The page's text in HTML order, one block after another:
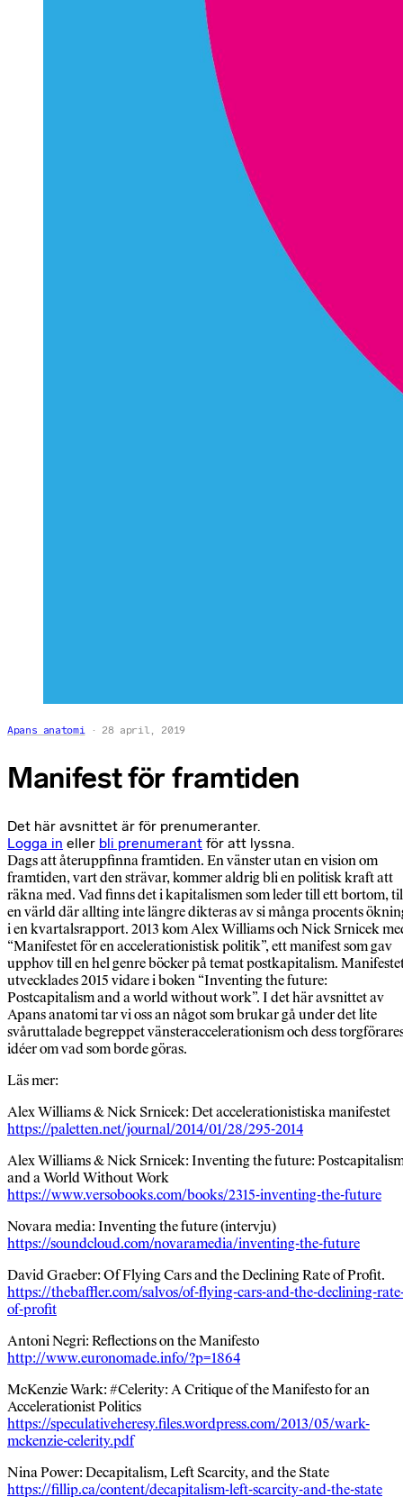
Apans anatomi 28 april, 2019
Manifest för framtiden
Det här avsnittet är för prenumeranter.
Logga in eller bli prenumerant för att lyssna.
Dags att återuppfinna framtiden. En vänster utan en vision om
framtiden, vart den strävar, kommer aldrig bli en politisk kraft att
räkna med. Vad finns det i kapitalismen som leder till ett bortom,
en värld där allting inte längre dikteras av si många procents
i en kvartalsrapport. 2013 kom Alex Williams och Nick Srnicek
“Manifestet för en accelerationistisk politik”, ett manifest som gav
upphov till en hel genre böcker på temat postkapitalism.
utvecklades 2015 vidare i boken “Inventing the future:
Postcapitalism and a world without work”. I det här avsnittet av
Apans anatomi tar vi oss an något som brukar gå under det lite
svåruttalade begreppet vänsteraccelerationism och dess
idéer om vad som borde göras.
Läs mer:
Alex Williams & Nick Srnicek: Det accelerationistiska manifestet
https://paletten.net/journal/2014/01/28/295-2014
Alex Williams & Nick Srnicek: Inventing the future:
and a World Without Work
https://www.versobooks.com/books/2315-inventing-the-future
Novara media: Inventing the future (intervju)
https://soundcloud.com/novaramedia/inventing-the-future
David Graeber: Of Flying Cars and the Declining Rate of Profit.
https://thebaffler.com/salvos/of-flying-cars-and-the-declining-
of-profit
Antoni Negri: Reflections on the Manifesto
http://www.euronomade.info/?p=1864
McKenzie Wark: #Celerity: A Critique of the Manifesto for an
Accelerationist Politics
https://speculativeheresy.files.wordpress.com/2013/05/wark-
mckenzie-celerity.pdf
Nina Power: Decapitalism, Left Scarcity, and the State
https://fillip.ca/content/decapitalism-left-scarcity-and-the-state